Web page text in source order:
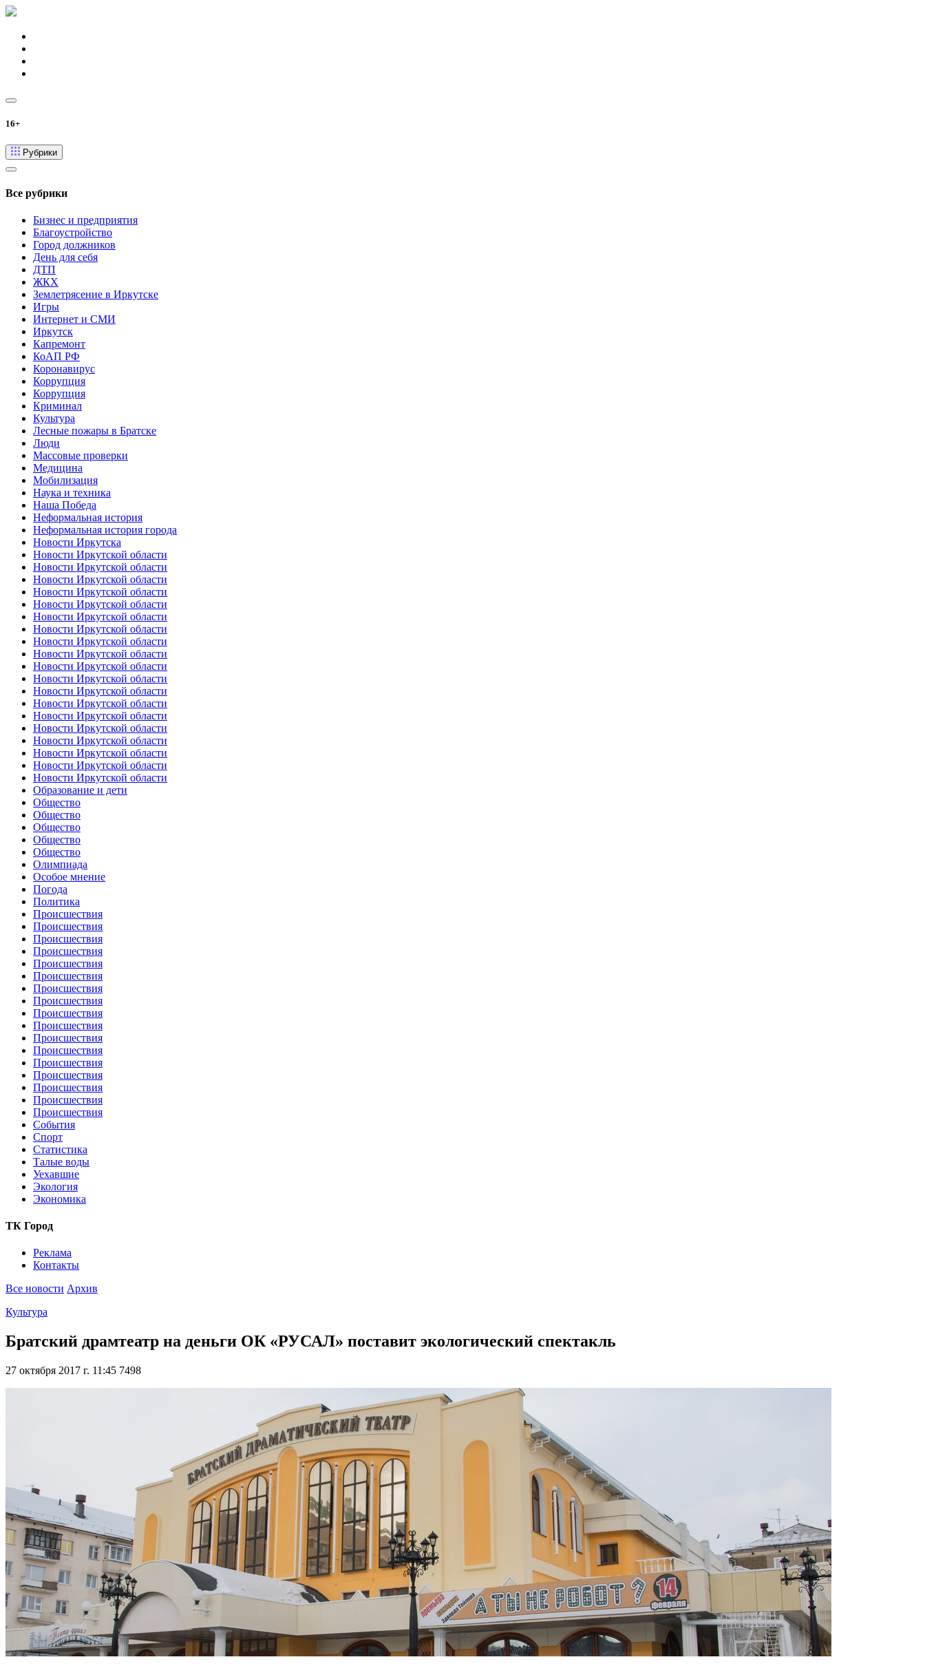
16+
Рубрики
Все рубрики
Бизнес и предприятия
Благоустройство
Город должников
День для себя
ДТП
ЖКХ
Землетрясение в Иркутске
Игры
Интернет и СМИ
Иркутск
Капремонт
КоАП РФ
Коронавирус
Коррупция
Коррупция
Криминал
Культура
Лесные пожары в Братске
Люди
Массовые проверки
Медицина
Мобилизация
Наука и техника
Наша Победа
Неформальная история
Неформальная история города
Новости Иркутска
Новости Иркутской области
Новости Иркутской области
Новости Иркутской области
Новости Иркутской области
Новости Иркутской области
Новости Иркутской области
Новости Иркутской области
Новости Иркутской области
Новости Иркутской области
Новости Иркутской области
Новости Иркутской области
Новости Иркутской области
Новости Иркутской области
Новости Иркутской области
Новости Иркутской области
Новости Иркутской области
Новости Иркутской области
Новости Иркутской области
Новости Иркутской области
Образование и дети
Общество
Общество
Общество
Общество
Общество
Олимпиада
Особое мнение
Погода
Политика
Происшествия
Происшествия
Происшествия
Происшествия
Происшествия
Происшествия
Происшествия
Происшествия
Происшествия
Происшествия
Происшествия
Происшествия
Происшествия
Происшествия
Происшествия
Происшествия
Происшествия
События
Спорт
Статистика
Талые воды
Уехавшие
Экология
Экономика
ТК Город
Реклама
Контакты
Все новости Архив
Культура
Братский драмтеатр на деньги ОК «РУСАЛ» поставит экологический спектакль
27 октября 2017 г. 11:45 7498